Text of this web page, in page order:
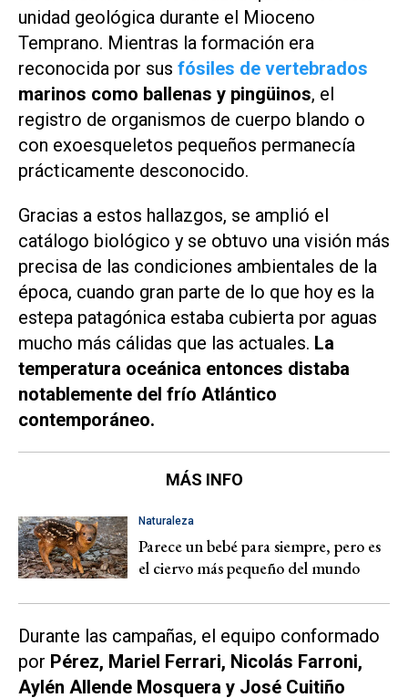
unidad geológica durante el Mioceno
Temprano. Mientras la formación era
reconocida por sus fósiles de vertebrados
marinos como ballenas y pingüinos, el
registro de organismos de cuerpo blando o
con exoesqueletos pequeños permanecía
prácticamente desconocido.
Gracias a estos hallazgos, se amplió el
catálogo biológico y se obtuvo una visión más
precisa de las condiciones ambientales de la
época, cuando gran parte de lo que hoy es la
estepa patagónica estaba cubierta por aguas
mucho más cálidas que las actuales. La
temperatura oceánica entonces distaba
notablemente del frío Atlántico
contemporáneo.
MÁS INFO
Naturaleza
Parece un bebé para siempre, pero es
el ciervo más pequeño del mundo
Durante las campañas, el equipo conformado
por Pérez, Mariel Ferrari, Nicolás Farroni,
Aylén Allende Mosquera y José Cuitiño